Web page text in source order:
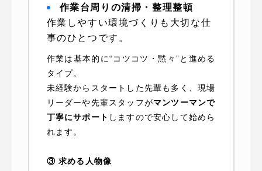
作業台周りの清掃・整理整頓
作業しやすい環境づくりも大切な仕
事のひとつです。
作業は基本的に“コツコツ・黙々”と進める
タイプ。
未経験からスタートした先輩も多く、現場
リーダーや先輩スタッフがマンツーマンで
丁寧にサポート しますので安心して始めら
れます。
③ 求める人物像